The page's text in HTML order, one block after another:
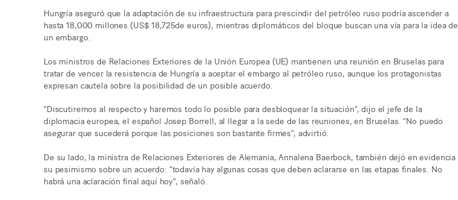
Hungría aseguró que la adaptación de su infraestructura para prescindir del petróleo ruso podría ascender a
hasta 18,000 millones (US$ 18,725de euros), mientras diplomáticos del bloque buscan una vía para la idea de
un embargo.
Los ministros de Relaciones Exteriores de la Unión Europea (UE) mantienen una reunión en Bruselas para
tratar de vencer la resistencia de Hungría a aceptar el embargo al petróleo ruso, aunque los protagonistas
expresan cautela sobre la posibilidad de un posible acuerdo.
“Discutiremos al respecto y haremos todo lo posible para desbloquear la situación”, dijo el jefe de la
diplomacia europea, el español Josep Borrell, al llegar a la sede de las reuniones, en Bruselas. “No puedo
asegurar que sucederá porque las posiciones son bastante firmes”, advirtió.
De su lado, la ministra de Relaciones Exteriores de Alemania, Annalena Baerbock, también dejó en evidencia
su pesimismo sobre un acuerdo: “todavía hay algunas cosas que deben aclararse en las etapas finales. No
habrá una aclaración final aquí hoy”, señaló.